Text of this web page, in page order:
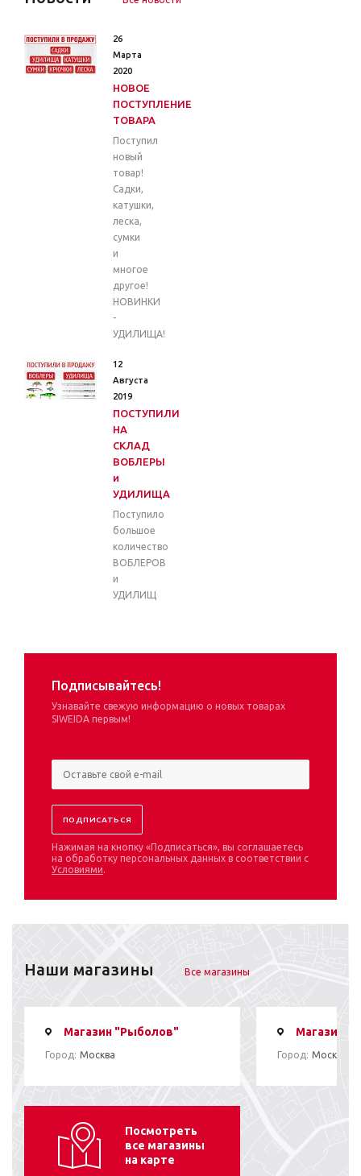
26
Марта
2020
НОВОЕ
ПОСТУПЛЕНИЕ
ТОВАРА
Поступил
новый
товар!
Садки,
катушки,
леска,
сумки
и
многое
другое!
НОВИНКИ
-
УДИЛИЩА!
12
Августа
2019
ПОСТУПИЛИ
НА
СКЛАД
ВОБЛЕРЫ
и
УДИЛИЩА
Поступило
большое
количество
ВОБЛЕРОВ
и
УДИЛИЩ
Подписывайтесь!
Узнавайте свежую информацию о новых товарах
SIWEIDA первым!
Нажимая на кнопку «Подписаться», вы соглашаетесь
на обработку персональных данных в соответствии с
Условиями.
Наши магазины Все магазины
Магазин "Рыболов"
Город: Москва
Магазин
Город: Москва
Посмотреть
все магазины
на карте